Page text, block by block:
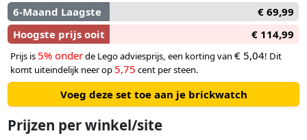
6-Maand Laagste
€ 69,99
Hoogste prijs ooit
€ 114,99
Prijs is 5% onderde Lego adviesprijs, een korting van € 5,04! Dit
komt uiteindelijk neer op 5,75 cent per steen.
Voeg deze set toe aan je brickwatch
Prijzen per winkel/site